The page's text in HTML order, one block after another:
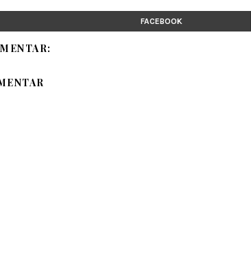
FACEBOOK